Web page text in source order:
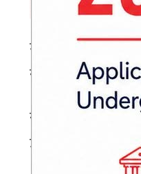
मन्त्रालयद्वारा
सचेत गराइएको छ।
सरुवा भएको लामो
उनीहरूलाई